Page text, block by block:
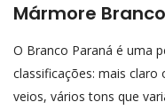
Mármore
O Branco Paraná é uma
classificações: mais
veios, vários tons que